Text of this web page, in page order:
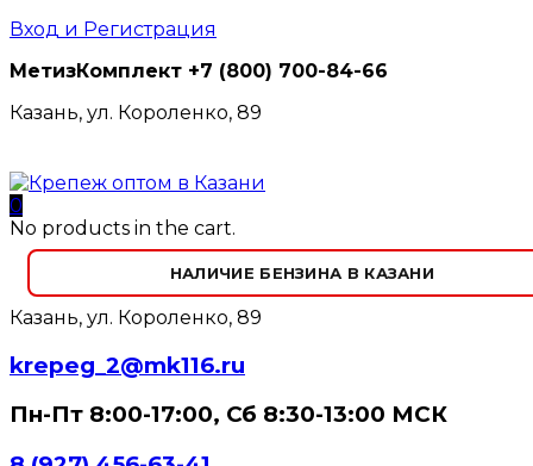
Вход и Регистрация
МетизКомплект +7 (800) 700-84-66
Казань, ул. Короленко, 89
0
No products in the cart.
НАЛИЧИЕ БЕНЗИНА В КАЗАНИ
Казань, ул. Короленко, 89
krepeg_2@mk116.ru
Пн-Пт 8:00-17:00, Сб 8:30-13:00 МСК